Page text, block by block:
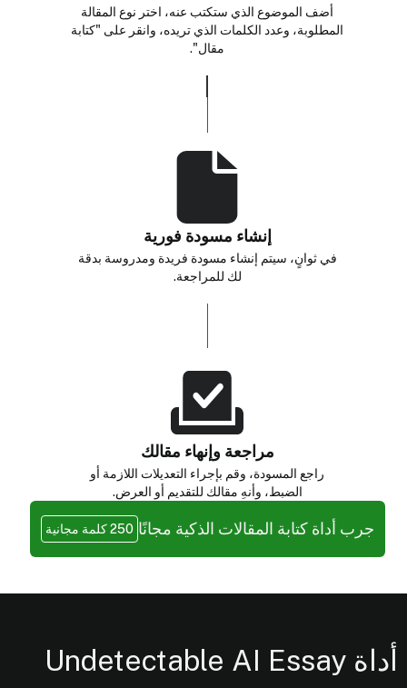
أضف الموضوع الذي ستكتب عنه، اختر نوع المقالة
المطلوبة، وعدد الكلمات الذي تريده، وانقر على "كتابة
مقال".
إنشاء مسودة فورية
في ثوانٍ، سيتم إنشاء مسودة فريدة ومدروسة بدقة
لك للمراجعة.
مراجعة وإنهاء مقالك
راجع المسودة، وقم بإجراء التعديلات اللازمة أو
الضبط، وأنهِ مقالك للتقديم أو العرض.
جرب أداة كتابة المقالات الذكية مجانًا 250 كلمة مجانية
أداة Undetectable AI Essay